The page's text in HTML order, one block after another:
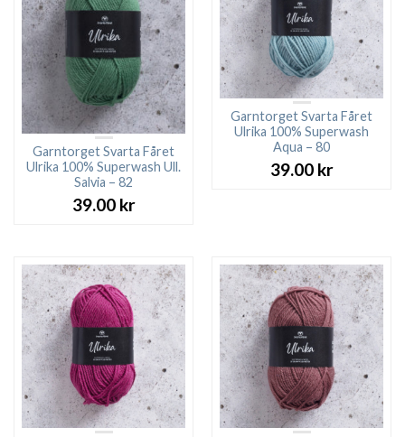
Garntorget Svarta Fåret
Ulrika 100% Superwash Ull.
Salvia – 82
39.00 kr
Garntorget Svarta Fåret
Ulrika 100% Superwash
Aqua – 80
39.00 kr